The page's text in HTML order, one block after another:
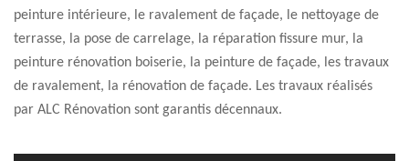
peinture intérieure, le ravalement de façade, le nettoyage de
terrasse, la pose de carrelage, la réparation fissure mur, la
peinture rénovation boiserie, la peinture de façade, les travaux
de ravalement, la rénovation de façade. Les travaux réalisés
par ALC Rénovation sont garantis décennaux.